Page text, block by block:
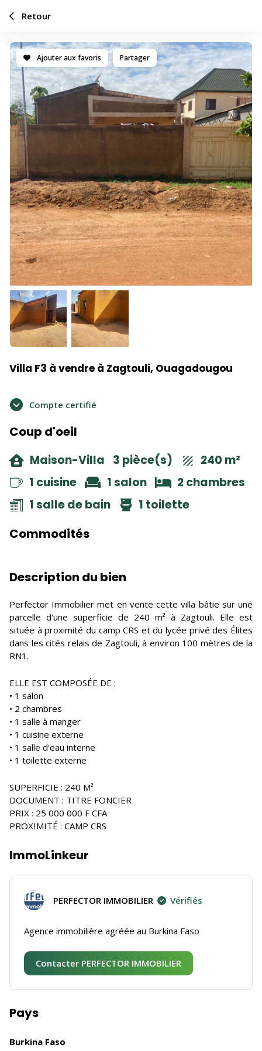
Ajouter aux favoris Partager
Villa F3 à vendre à Zagtouli, Ouagadougou
Compte certifié
Coup d'oeil
Maison-Villa 3 pièce(s)
240 m²
1 cuisine
1 salon
2 chambres
1 salle de bain
1 toilette
Commodités
Description du bien
Perfector Immobilier met en vente cette villa bâtie sur une
parcelle d'une superficie de 240 m² à Zagtouli. Elle est
située à proximité du camp CRS et du lycée privé des Élites
dans les cités relais de Zagtouli, à environ 100 mètres de la
RN1.
ELLE EST COMPOSÉE DE :
• 1 salon
• 2 chambres
• 1 salle à manger
• 1 cuisine externe
• 1 salle d'eau interne
• 1 toilette externe
SUPERFICIE : 240 M²
DOCUMENT : TITRE FONCIER
PRIX : 25 000 000 F CFA
PROXIMITÉ : CAMP CRS
ImmoLinkeur
PERFECTOR IMMOBILIER Vérifiés
Agence immobilière agréée au Burkina Faso
Contacter PERFECTOR IMMOBILIER
Pays
Burkina Faso
Retour